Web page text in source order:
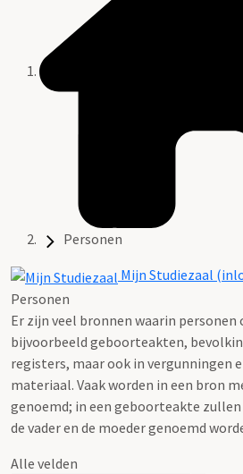
Personen
Mijn Studiezaal
Personen
Er zijn veel bronnen waarin
bijvoorbeeld geboorteakten,
registers, maar ook in vergunningen
materiaal. Vaak worden in een bron
genoemd; in een geboorteakte
de vader en de moeder genoemd
Alle velden